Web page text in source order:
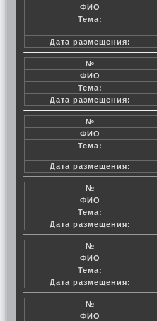
ФИО
Тема:
Дата размещения:
№
ФИО
Тема:
Дата размещения:
№
ФИО
Тема:
Дата размещения:
№
ФИО
Тема:
Дата размещения:
№
ФИО
Тема:
Дата размещения:
№
ФИО